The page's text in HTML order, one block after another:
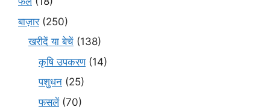
बाज़ार(250)
खरीदें या बेचें (138)
कृषि उपकरण(14)
पशुधन (25)
फसलें(70)